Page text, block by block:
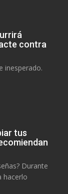
contra
inesperado.
tus
Durante
hacerlo